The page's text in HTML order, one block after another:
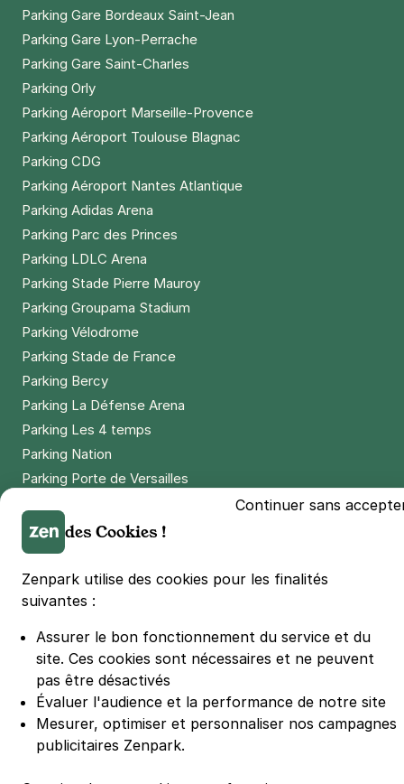
Parking Gare Bordeaux Saint-Jean
Parking Gare Lyon-Perrache
Parking Gare Saint-Charles
Parking Orly
Parking Aéroport Marseille-Provence
Parking Aéroport Toulouse Blagnac
Parking CDG
Parking Aéroport Nantes Atlantique
Parking Adidas Arena
Parking Parc des Princes
Parking LDLC Arena
Parking Stade Pierre Mauroy
Parking Groupama Stadium
Parking Vélodrome
Parking Stade de France
Parking Bercy
Parking La Défense Arena
Parking Les 4 temps
Parking Nation
Parking Porte de Versailles
Parking Euralille
Parking Casino Barrière Lille
🌍 Passer de 130 à 110 km/h sur autoroute réduit votre
#SeDéplacerMoinsPolluer
© Zenpark 2012 - 2026 - Tous droits réservés - Fabriqué avec soin à
Rennes et Paris
Continuer sans
des Cookies !
Zenpark utilise des cookies pour les finalités
suivantes :
Assurer le bon fonctionnement du service et du
site. Ces cookies sont nécessaires et ne peuvent
pas être désactivés
Évaluer l'audience et la performance de notre site
Mesurer, optimiser et personnaliser nos campagnes
publicitaires Zenpark.